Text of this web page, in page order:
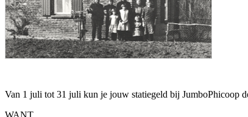
Van 1 juli tot 31 juli kun je jouw statiegeld bij JumboPhicoop
WANT